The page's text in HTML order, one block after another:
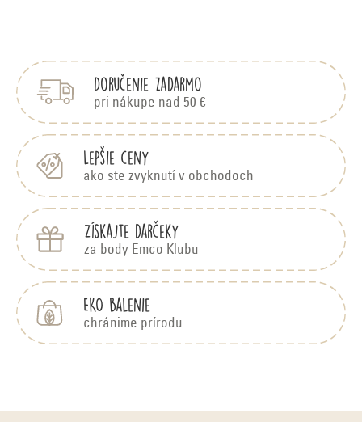
Doručenie zadarmo
pri nákupe nad 50 €
Lepšie ceny
ako ste zvyknutí v obchodoch
Získajte darčeky
za body Emco Klubu
EKO balenie
chránime prírodu